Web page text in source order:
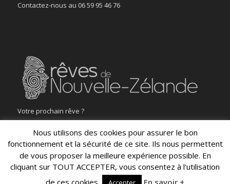
Contactez-nous au 06 59 95 46 76
Votre prochain rêve ?
© Rêves d'Australie - tous droits réservés
Assurances Conditions de vente
Nous utilisons des cookies pour assurer le bon
fonctionnement et la sécurité de ce site. Ils nous permettent
de vous proposer la meilleure expérience possible. En
cliquant sur TOUT ACCEPTER, vous consentez à l'utilisation
de ces cookies.
En savoir +